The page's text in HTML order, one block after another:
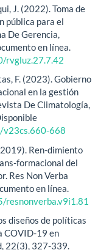
J. (2022). Toma de
pública para el
De Gerencia,
en línea.
rvgluz.27.7.42
F. (2023). Gobierno
en la gestión
De Climatología,
668
Ren-dimiento
formacional del
Res Non Verba
en línea.
diseños de políticas
COVID-19 en
22(3), 327-339.